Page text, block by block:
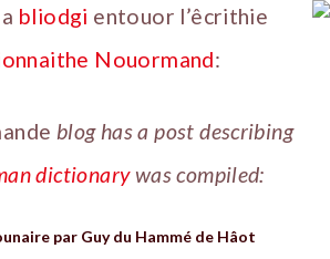
a bliodgi entouor l’êcrithie
Nouormand:
blog has a post describing
dictionarywas compiled:
par Guy du Hammé de Hâot